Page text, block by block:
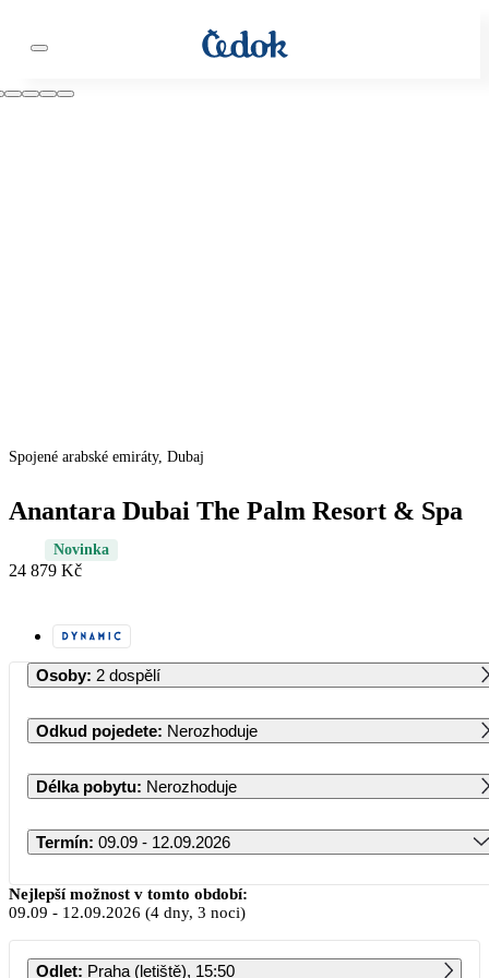
Spojené arabské emiráty, Dubaj
Anantara Dubai The Palm Resort & Spa
Novinka
24 879 Kč
Osoby: 2 dospělí
Odkud pojedete: Nerozhoduje
Délka pobytu: Nerozhoduje
Termín: 09.09 - 12.09.2026
Září 2026
PO ÚT ST ČT PÁ SO NE
Nejlepší možnost v tomto období:
09.09 - 12.09.2026 (4 dny, 3 noci)
Odlet: Praha (letiště), 15:50